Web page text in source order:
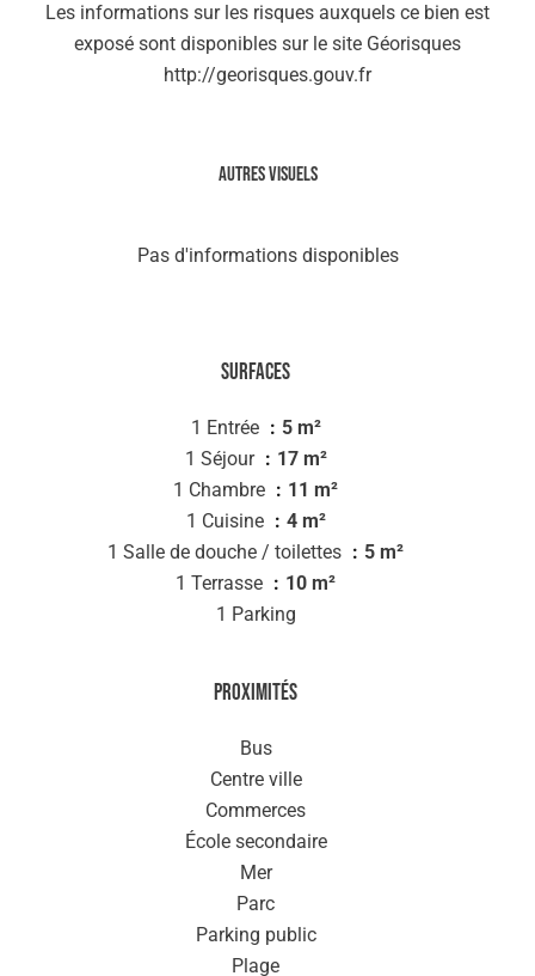
Les informations sur les risques auxquels ce bien est
exposé sont disponibles sur le site Géorisques
http://georisques.gouv.fr
Autres visuels
Pas d'informations disponibles
Surfaces
1 Entrée
5 m²
1 Séjour
17 m²
1 Chambre
11 m²
1 Cuisine
4 m²
1 Salle de douche / toilettes
5 m²
1 Terrasse
10 m²
1 Parking
Proximités
Bus
Centre ville
Commerces
École secondaire
Mer
Parc
Parking public
Plage